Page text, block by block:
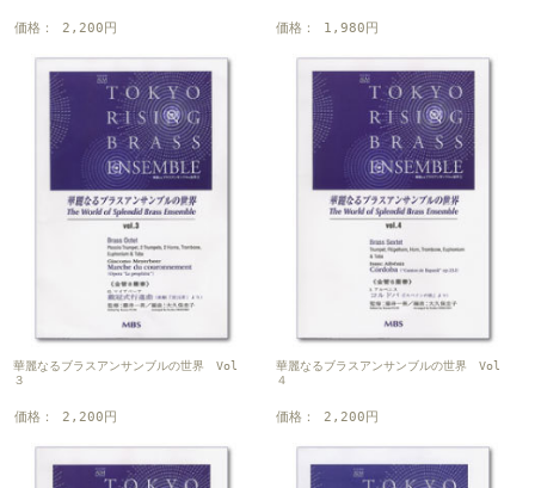
価格： 2,200円 価格： 1,980円
華麗なるブラスアンサンブルの世界 Vol
３
価格： 2,200円
華麗なるブラスアンサンブルの世界 Vol
４
価格： 2,200円